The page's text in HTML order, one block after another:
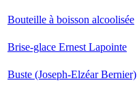
Bouteille à boisson alcoolisée
Brise-glace Ernest Lapointe
Buste (Joseph-Elzéar Bernier)